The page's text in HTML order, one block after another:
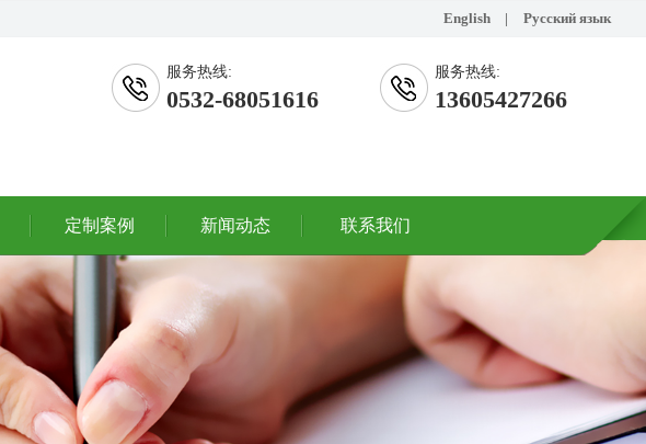
English | Русский язык
服务热线:
0532-68051616
服务热线:
13605427266
定制案例 新闻动态 联系我们